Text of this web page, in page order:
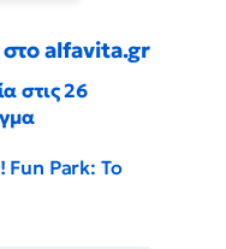
στο alfavita.gr
στις 26
Fun Park: Το